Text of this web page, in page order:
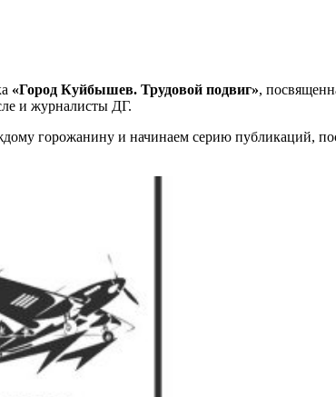
«Город Куйбышев. Трудовой подвиг»,
и журналисты ДГ.
горожанину и начинаем серию публикаций,